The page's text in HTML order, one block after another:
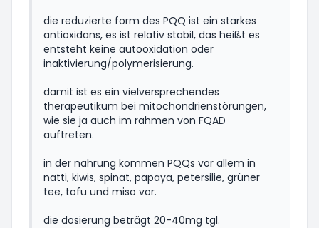
die reduzierte form des PQQ ist ein starkes
antioxidans, es ist relativ stabil, das heißt es
entsteht keine autooxidation oder
inaktivierung/polymerisierung.
damit ist es ein vielversprechendes
therapeutikum bei mitochondrienstörungen,
wie sie ja auch im rahmen von FQAD
auftreten.
in der nahrung kommen PQQs vor allem in
natti, kiwis, spinat, papaya, petersilie, grüner
tee, tofu und miso vor.
die dosierung beträgt 20-40mg tgl.